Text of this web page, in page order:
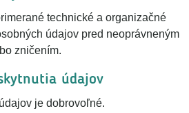
technické a organizačné
údajov pred neoprávneným
zničením.
údajov
je dobrovoľné.